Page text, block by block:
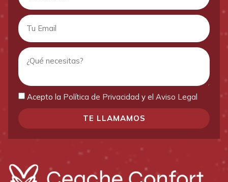
Acepto la Política de Privacidad y el Aviso Legal
TE LLAMAMOS